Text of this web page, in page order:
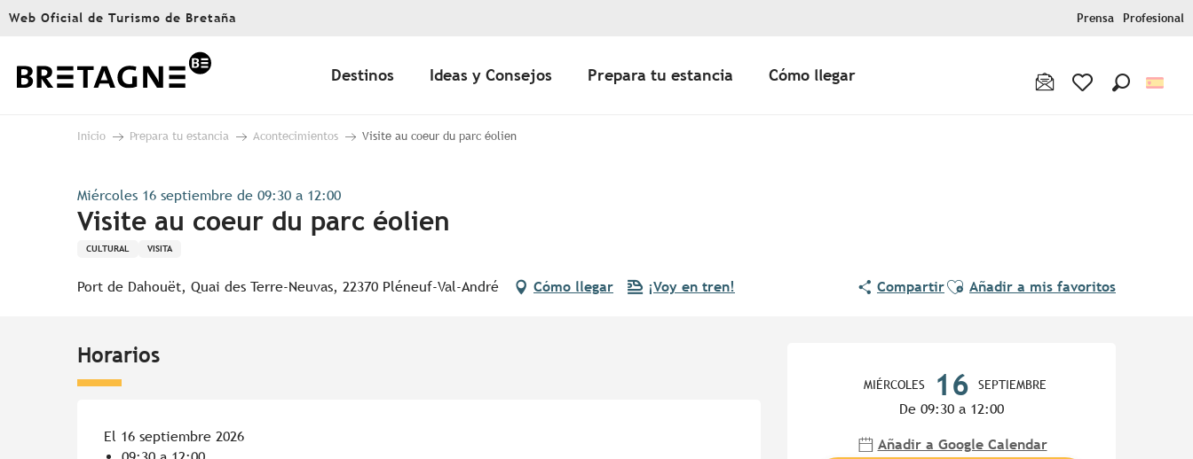
Aller
principal
Web Oficial de Turismo de Bretaña Prensa Profesional
Destinos Ideas y Consejos Prepara tu estancia Cómo llegar
Inicio Prepara tu estancia Acontecimientos Visite au coeur du parc éolien
Miércoles 16 septiembre de 09:30 a 12:00
Visite au coeur du parc éolien
CULTURAL VISITA
Port de Dahouët, Quai des Terre-Neuvas, 22370 Pléneuf-Val-André Cómo llegar ¡Voy en tren! CompartirAjouter aux favoris
Añadir a mis favoritos
MIÉRCOLES 16 SEPTIEMBRE
De 09:30 a 12:00
Añadir a Google Calendar
Horarios
El 16 septiembre 2026